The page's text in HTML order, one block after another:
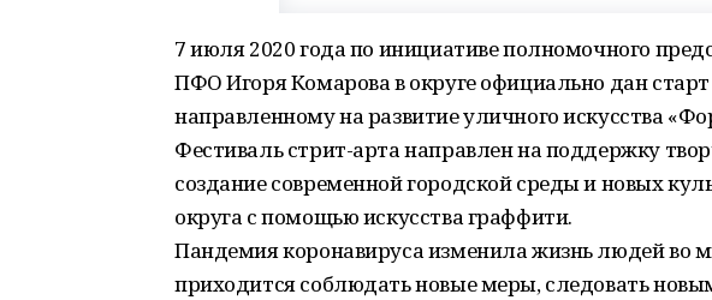
7 июля 2020 года по инициативе полномочного
ПФО Игоря Комарова в округе официально дан
направленному на развитие уличного искусства
Фестиваль стрит-арта направлен на поддержку
создание современной городской среды и новых
округа с помощью искусства граффити.
Пандемия коронавируса изменила жизнь людей во
приходится соблюдать новые меры, следовать